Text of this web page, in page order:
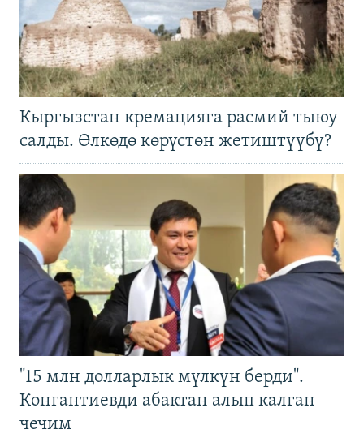
Кыргызстан кремацияга расмий тыюу
салды. Өлкөдө көрүстөн жетиштүүбү?
"15 млн долларлык мүлкүн берди".
Конгантиевди абактан алып калган
чечим